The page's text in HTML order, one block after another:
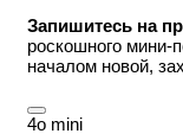
Запишитесь на
роскошного мини-
началом новой,
4o mini